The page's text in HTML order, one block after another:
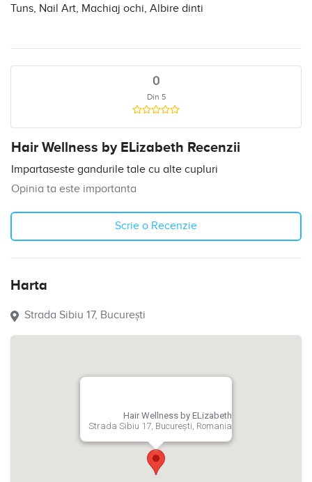
Tuns, Nail Art, Machiaj ochi, Albire dinti
0
Din 5
Hair Wellness by ELizabeth Recenzii
Impartaseste gandurile tale cu alte cupluri
Opinia ta este importanta
Scrie o Recenzie
Harta
Strada Sibiu 17, București
Hair Wellness by ELizabeth
Strada Sibiu 17, București, Romania